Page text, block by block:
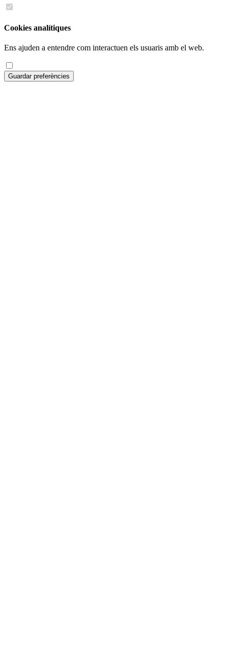
Cookies analítiques
Ens ajuden a entendre com interactuen els usuaris amb el web.
Guardar preferències